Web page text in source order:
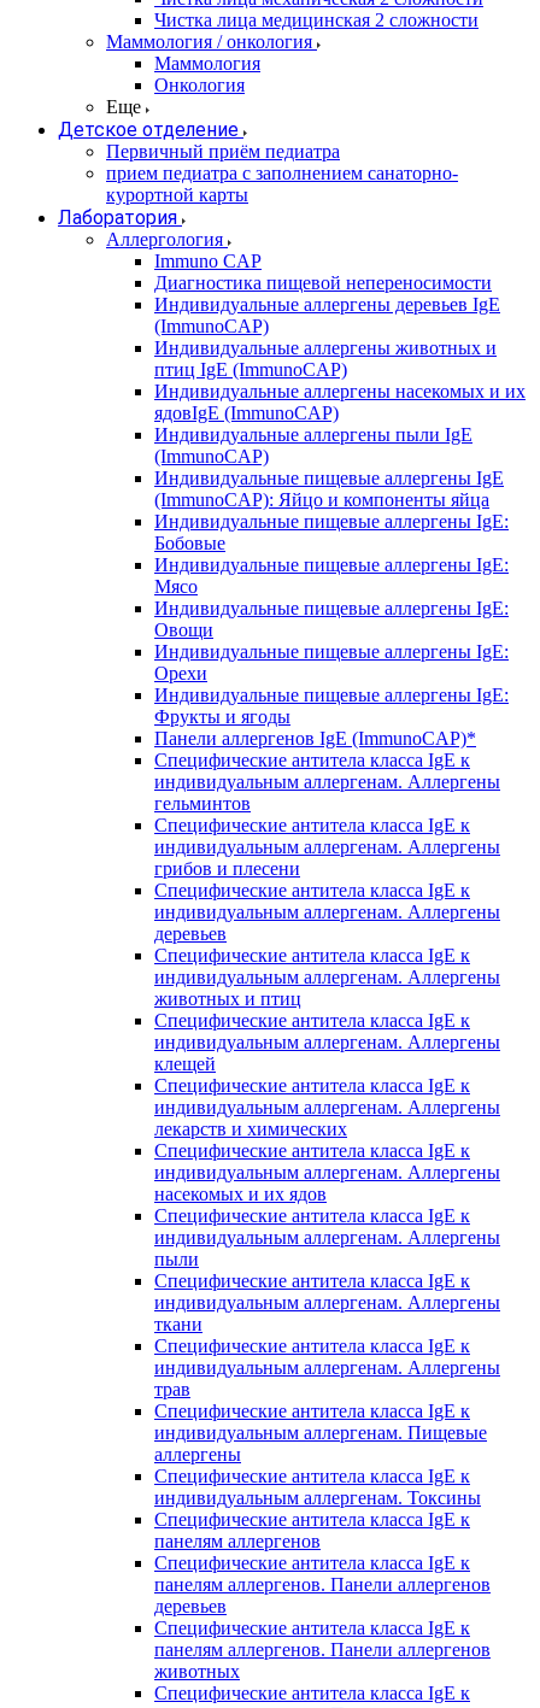
Чистка лица медицинская 2 сложности
Маммология / онкология
Маммология
Онкология
Еще
Детское отделение
Первичный приём педиатра
прием педиатра с заполнением санаторно-
курортной карты
Лаборатория
Аллергология
Immuno CAP
Диагностика пищевой непереносимости
Индивидуальные аллергены деревьев IgE
(ImmunoCAP)
Индивидуальные аллергены животных и
птиц IgE (ImmunoCAP)
Индивидуальные аллергены насекомых и их
ядовIgE (ImmunoCAP)
Индивидуальные аллергены пыли IgE
(ImmunoCAP)
Индивидуальные пищевые аллергены IgE
(ImmunoCAP): Яйцо и компоненты яйца
Индивидуальные пищевые аллергены IgE:
Бобовые
Индивидуальные пищевые аллергены IgE:
Мясо
Индивидуальные пищевые аллергены IgE:
Овощи
Индивидуальные пищевые аллергены IgE:
Орехи
Индивидуальные пищевые аллергены IgE:
Фрукты и ягоды
Панели аллергенов IgE (ImmunoCAP)*
Специфические антитела класса IgE к
индивидуальным аллергенам. Аллергены
гельминтов
Специфические антитела класса IgE к
индивидуальным аллергенам. Аллергены
грибов и плесени
Специфические антитела класса IgE к
индивидуальным аллергенам. Аллергены
деревьев
Специфические антитела класса IgE к
индивидуальным аллергенам. Аллергены
животных и птиц
Специфические антитела класса IgE к
индивидуальным аллергенам. Аллергены
клещей
Специфические антитела класса IgE к
индивидуальным аллергенам. Аллергены
лекарств и химических
Специфические антитела класса IgE к
индивидуальным аллергенам. Аллергены
насекомых и их ядов
Специфические антитела класса IgE к
индивидуальным аллергенам. Аллергены
пыли
Специфические антитела класса IgE к
индивидуальным аллергенам. Аллергены
ткани
Специфические антитела класса IgE к
индивидуальным аллергенам. Аллергены
трав
Специфические антитела класса IgE к
индивидуальным аллергенам. Пищевые
аллергены
Специфические антитела класса IgE к
индивидуальным аллергенам. Токсины
Специфические антитела класса IgE к
панелям аллергенов
Специфические антитела класса IgE к
панелям аллергенов. Панели аллергенов
деревьев
Специфические антитела класса IgE к
панелям аллергенов. Панели аллергенов
животных
Специфические антитела класса IgE к